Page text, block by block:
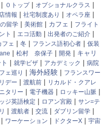
| ０トップ| オプショナルクラス |
情報 | 社宅制度あり | オペラ座 |
留学 | 美術館 | カフェ | フライト
ト | エコ活動 | 出発者のご紹介 |
フェ | 冬 | フランス語初心者 | 仮装
| 松村 奈保子 | 開発 | キャリ
| 就学ビザ | アカデミック | 病院
ェ巡り | 海外経験 | フランスワー
デー | 渡航前 | リカルド・クアレ
タリー | 電子機器 | ロッキー山脈 |
ジ英語検定 | ロアン宮殿 | サン=テ
| 渡航者 | 交流 | ダブリン留学 |
| ワーケーション | ドクターX | 宇宙